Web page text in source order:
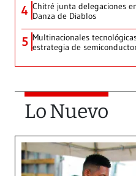
4 Chitré junta delegaciones
Danza de Diablos
5 Multinacionales
estrategia de
Lo Nuevo